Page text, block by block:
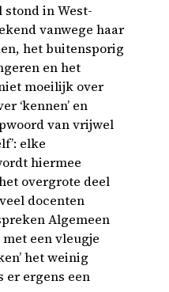
in West-
vanwege haar
het buitensporig
en het
moeilijk over
‘kennen’ en
van vrijwel
elke
hiermee
overgrote deel
docenten
Algemeen
een vleugje
het weinig
er ergens een